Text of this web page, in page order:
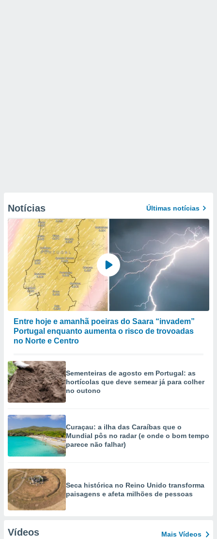
Notícias Últimas notícias
Entre hoje e amanhã poeiras do Saara “invadem”
Portugal enquanto aumenta o risco de trovoadas
no Norte e Centro
Sementeiras de agosto em Portugal: as
hortícolas que deve semear já para colher
no outono
Curaçau: a ilha das Caraíbas que o
Mundial pôs no radar (e onde o bom tempo
parece não falhar)
Seca histórica no Reino Unido transforma
paisagens e afeta milhões de pessoas
Vídeos Mais Vídeos